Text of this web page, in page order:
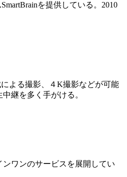
を提供している。2010
よる撮影、４K撮影などが可能
継を多く手がける。
ワンのサービスを展開してい